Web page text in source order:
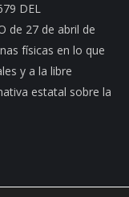
DEL
de 27 de abril de
físicas en lo que
y a la libre
estatal sobre la